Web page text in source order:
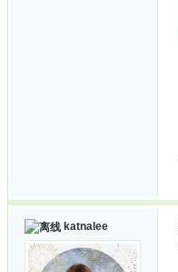
katnalee